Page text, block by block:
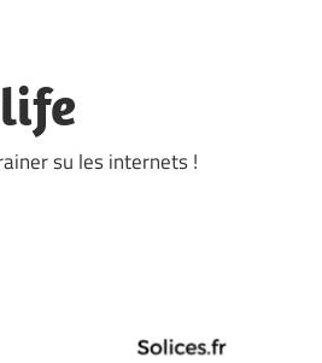
su les internets !